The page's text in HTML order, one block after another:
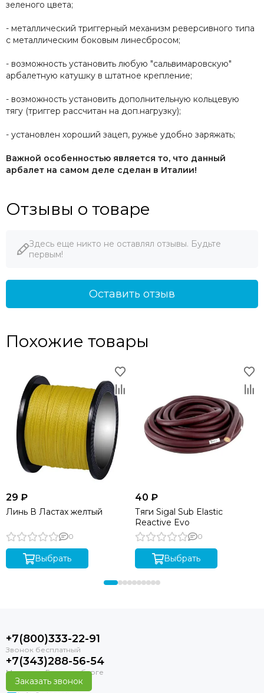
зеленого цвета;
- металлический триггерный механизм реверсивного типа
с металлическим боковым линесбросом;
- возможность установить любую "сальвимаровскую"
арбалетную катушку в штатное крепление;
- возможность установить дополнительную кольцевую
тягу (триггер рассчитан на доп.нагрузку);
- установлен хороший зацеп, ружье удобно заряжать;
Важной особенностью является то, что данный
арбалет на самом деле сделан в Италии!
Отзывы о товаре
Здесь еще никто не оставлял отзывы. Будьте
первым!
Оставить отзыв
Похожие товары
29 ₽
Линь В Ластах желтый
0
Выбрать
40 ₽
Тяги Sigal Sub Elastic
Reactive Evo
0
Выбрать
+7(800)333-22-91
+7(343)288-56-54
Заказать звонок